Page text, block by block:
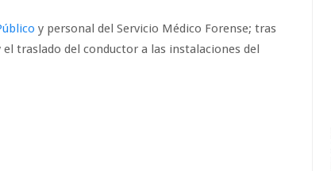
y personal del Servicio Médico Forense; tras
traslado del conductor a las instalaciones del